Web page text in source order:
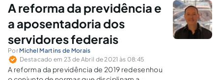
A reforma da previdência e
a aposentadoria dos
servidores federais
Por Michel Martins de Morais
Destacado em 23 de Abril de 2021 às 08:45
A reforma da previdência de 2019 redesenhou